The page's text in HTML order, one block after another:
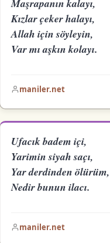
Maşrapanın kalayı,
Kızlar çeker halayı,
Allah için söyleyin,
Var mı aşkın kolayı.
maniler.net
Ufacık badem içi,
Yarimin siyah saçı,
Yar derdinden ölürüm,
Nedir bunun ilacı.
maniler.net